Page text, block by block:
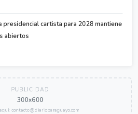
presidencial cartista para 2028 mantiene
abiertos
PUBLICIDAD
300x600
contacto@diarioparaguayo.com